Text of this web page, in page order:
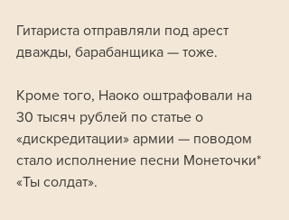
Гитариста отправляли под арест
дважды, барабанщика — тоже.
Кроме того, Наоко оштрафовали на
30 тысяч рублей по статье о
«дискредитации» армии — поводом
стало исполнение песни Монеточки*
«Ты солдат».